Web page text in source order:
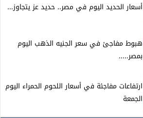
أسعار الحديد اليوم في مصر.. حديد عز يتجاوز...
هبوط مفاجئ في سعر الجنيه الذهب اليوم
بمصر.....
ارتفاعات مفاجئة في أسعار اللحوم الحمراء اليوم
الجمعة